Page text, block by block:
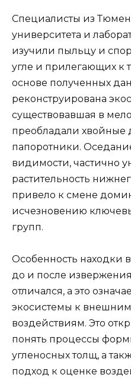
Специалисты из
университета и
изучили пыльцу и
угле и прилегающих к
основе полученных
реконструирована
существовавшая в
преобладали хвойные
папоротники.
видимости, частично
растительность
привело к смене
исчезновению
групп.
Особенность находки
до и после
отличался, а это
экосистемы к
воздействиям. Это
понять процессы
угленосных толщ, а
подход к оценке